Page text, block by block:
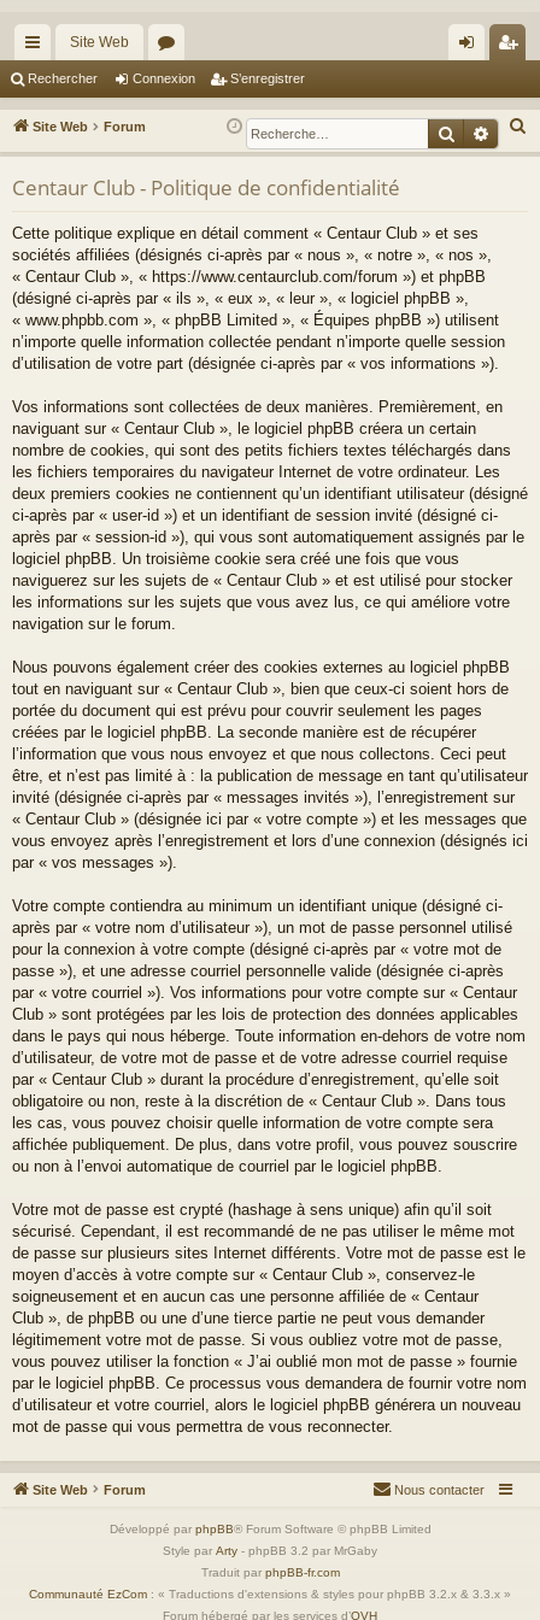
cc
ès
ra
pi
Site Web
or
u
m
s
ne
xi
nr
eg
Rechercher Connexion S’enregistrer
Site Web Forum
e
Centaur Club - Politique de confidentialité
Cette politique explique en détail comment « Centaur Club » et ses
sociétés affiliées (désignés ci-après par « nous », « notre », « nos »,
« Centaur Club », « https://www.centaurclub.com/forum ») et phpBB
(désigné ci-après par « ils », « eux », « leur », « logiciel phpBB »,
« www.phpbb.com », « phpBB Limited », « Équipes phpBB ») utilisent
n’importe quelle information collectée pendant n’importe quelle session
d’utilisation de votre part (désignée ci-après par « vos informations »).
Vos informations sont collectées de deux manières. Premièrement, en
naviguant sur « Centaur Club », le logiciel phpBB créera un certain
nombre de cookies, qui sont des petits fichiers textes téléchargés dans
les fichiers temporaires du navigateur Internet de votre ordinateur. Les
deux premiers cookies ne contiennent qu’un identifiant utilisateur (désigné
ci-après par « user-id ») et un identifiant de session invité (désigné ci-
après par « session-id »), qui vous sont automatiquement assignés par le
logiciel phpBB. Un troisième cookie sera créé une fois que vous
naviguerez sur les sujets de « Centaur Club » et est utilisé pour stocker
les informations sur les sujets que vous avez lus, ce qui améliore votre
navigation sur le forum.
Nous pouvons également créer des cookies externes au logiciel phpBB
tout en naviguant sur « Centaur Club », bien que ceux-ci soient hors de
portée du document qui est prévu pour couvrir seulement les pages
créées par le logiciel phpBB. La seconde manière est de récupérer
l’information que vous nous envoyez et que nous collectons. Ceci peut
être, et n’est pas limité à : la publication de message en tant qu’utilisateur
invité (désignée ci-après par « messages invités »), l’enregistrement sur
« Centaur Club » (désignée ici par « votre compte ») et les messages que
vous envoyez après l’enregistrement et lors d’une connexion (désignés ici
par « vos messages »).
Votre compte contiendra au minimum un identifiant unique (désigné ci-
après par « votre nom d’utilisateur »), un mot de passe personnel utilisé
pour la connexion à votre compte (désigné ci-après par « votre mot de
passe »), et une adresse courriel personnelle valide (désignée ci-après
par « votre courriel »). Vos informations pour votre compte sur « Centaur
Club » sont protégées par les lois de protection des données applicables
dans le pays qui nous héberge. Toute information en-dehors de votre nom
d’utilisateur, de votre mot de passe et de votre adresse courriel requise
par « Centaur Club » durant la procédure d’enregistrement, qu’elle soit
obligatoire ou non, reste à la discrétion de « Centaur Club ». Dans tous
les cas, vous pouvez choisir quelle information de votre compte sera
affichée publiquement. De plus, dans votre profil, vous pouvez souscrire
ou non à l’envoi automatique de courriel par le logiciel phpBB.
Votre mot de passe est crypté (hashage à sens unique) afin qu’il soit
sécurisé. Cependant, il est recommandé de ne pas utiliser le même mot
de passe sur plusieurs sites Internet différents. Votre mot de passe est le
moyen d’accès à votre compte sur « Centaur Club », conservez-le
soigneusement et en aucun cas une personne affiliée de « Centaur
Club », de phpBB ou une d’une tierce partie ne peut vous demander
légitimement votre mot de passe. Si vous oubliez votre mot de passe,
vous pouvez utiliser la fonction « J’ai oublié mon mot de passe » fournie
par le logiciel phpBB. Ce processus vous demandera de fournir votre nom
d’utilisateur et votre courriel, alors le logiciel phpBB générera un nouveau
mot de passe qui vous permettra de vous reconnecter.
Site Web Forum Nous contacter
Développé par phpBB® Forum Software © phpBB Limited
Style par Arty - phpBB 3.2 par MrGaby
Traduit par phpBB-fr.com
Communauté EzCom : « Traductions d'extensions & styles pour phpBB 3.2.x & 3.3.x »
Forum hébergé par les services d’OVH